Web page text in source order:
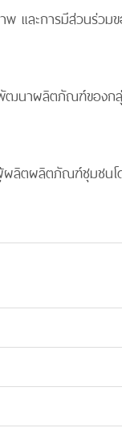
และการมีส่วนร่
พัฒนาผลิตภัณฑ์ขอ
ลิตผลิตภัณฑ์ชุมชน